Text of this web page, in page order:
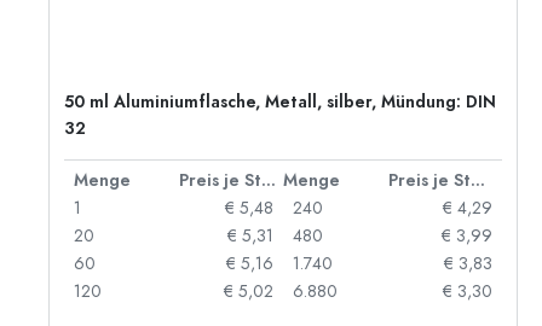
50 ml Aluminiumflasche, Metall, silber, Mündung: DIN
32
Menge Preis je Stück Menge
Preis je Stück
1
€ 5,48
20
€ 5,31
60
€ 5,16
120
€ 5,02
240
€ 4,29
480
€ 3,99
1.740
€ 3,83
6.880
€ 3,30